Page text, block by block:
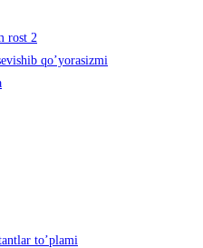
rost 2
qo’yorasizmi
to’plami